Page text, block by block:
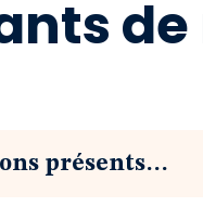
de
présents…